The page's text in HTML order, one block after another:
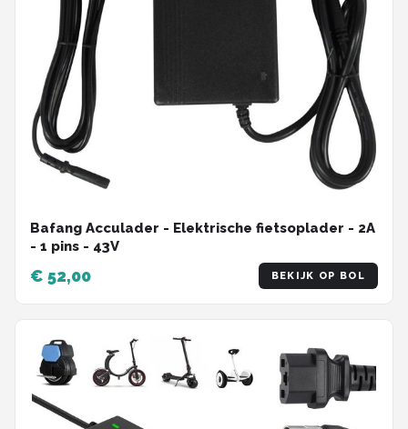
Bafang Acculader - Elektrische fietsoplader - 2A
- 1 pins - 43V
€ 52,00 BEKIJK OP BOL